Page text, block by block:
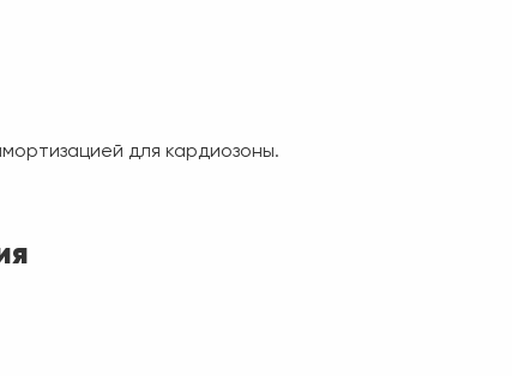
для кардиозоны.